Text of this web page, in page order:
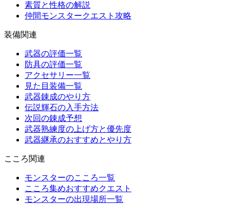
素質と性格の解説
仲間モンスタークエスト攻略
装備関連
武器の評価一覧
防具の評価一覧
アクセサリー一覧
見た目装備一覧
武器錬成のやり方
伝説輝石の入手方法
次回の錬成予想
武器熟練度の上げ方と優先度
武器継承のおすすめとやり方
こころ関連
モンスターのこころ一覧
こころ集めおすすめクエスト
モンスターの出現場所一覧